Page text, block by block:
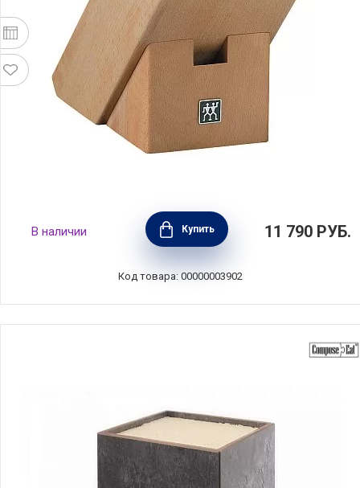
Подставка для ножей на 7 предметов, бук,
Zwilling J.A. Henckels, 35149-400
В наличии Купить 11 790 РУБ.
Код товара: 00000003902